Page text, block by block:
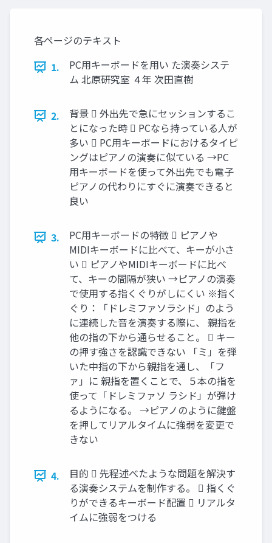
各ページのテキスト
1.
PC用キーボードを用い た演奏システ
ム 北原研究室 ４年 次田直樹
2.
背景  外出先で急にセッションするこ
とになった時  PCなら持っている人が
多い  PC用キーボードにおけるタイピ
ングはピアノの演奏に似ている →PC
用キーボードを使って外出先でも電子
ピアノの代わりにすぐに演奏できると
良い
3.
PC用キーボードの特徴  ピアノや
MIDIキーボードに比べて、キーが小さ
い  ピアノやMIDIキーボードに比べ
て、キーの間隔が狭い →ピアノの演奏
で使用する指くぐりがしにくい ※指く
ぐり：「ドレミファソラシド」のよう
に連続した音を演奏する際に、 親指を
他の指の下から通らせること。  キー
の押す強さを認識できない 「ミ」を弾
いた中指の下から親指を通し、「フ
ァ」に 親指を置くことで、５本の指を
使って「ドレミファソ ラシド」が弾け
るようになる。 →ピアノのように鍵盤
を押してリアルタイムに強弱を変更で
きない
4.
目的  先程述べたような問題を解決す
る演奏システムを制作する。  指くぐ
りができるキーボード配置  リアルタ
イムに強弱をつける